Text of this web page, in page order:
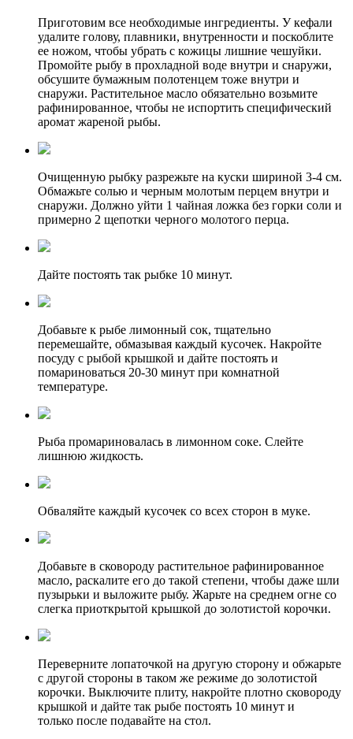
Приготовим все необходимые ингредиенты. У кефали
удалите голову, плавники, внутренности и поскоблите
ее ножом, чтобы убрать с кожицы лишние чешуйки.
Промойте рыбу в прохладной воде внутри и снаружи,
обсушите бумажным полотенцем тоже внутри и
снаружи. Растительное масло обязательно возьмите
рафинированное, чтобы не испортить специфический
аромат жареной рыбы.
Очищенную рыбку разрежьте на куски шириной 3-4 см.
Обмажьте солью и черным молотым перцем внутри и
снаружи. Должно уйти 1 чайная ложка без горки соли и
примерно 2 щепотки черного молотого перца.
Дайте постоять так рыбке 10 минут.
Добавьте к рыбе лимонный сок, тщательно
перемешайте, обмазывая каждый кусочек. Накройте
посуду с рыбой крышкой и дайте постоять и
помариноваться 20-30 минут при комнатной
температуре.
Рыба промариновалась в лимонном соке. Слейте
лишнюю жидкость.
Обваляйте каждый кусочек со всех сторон в муке.
Добавьте в сковороду растительное рафинированное
масло, раскалите его до такой степени, чтобы даже шли
пузырьки и выложите рыбу. Жарьте на среднем огне со
слегка приоткрытой крышкой до золотистой корочки.
Переверните лопаточкой на другую сторону и обжарьте
с другой стороны в таком же режиме до золотистой
корочки. Выключите плиту, накройте плотно сковороду
крышкой и дайте так рыбе постоять 10 минут и
только после подавайте на стол.